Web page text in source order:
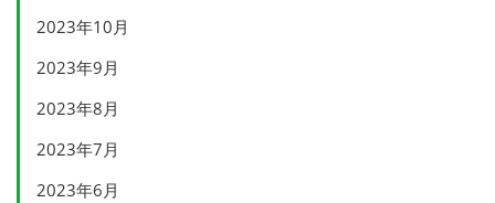
2023年10月
2023年9月
2023年8月
2023年7月
2023年6月